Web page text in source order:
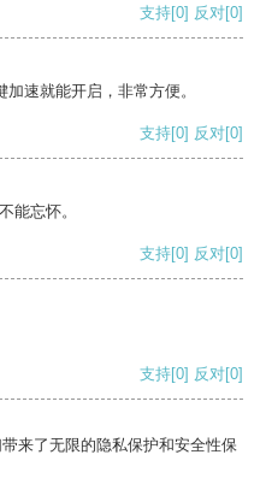
支持[0] 反对[0]
速就能开启，非常方便。
支持[0] 反对[0]
能忘怀。
支持[0] 反对[0]
支持[0] 反对[0]
来了无限的隐私保护和安全性保